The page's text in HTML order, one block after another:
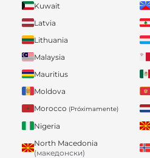
Kuwait
Latvia
Lithuania
Malaysia
Mauritius
Moldova
Morocco (Próximamente)
Nigeria
North Macedonia
(македонски)